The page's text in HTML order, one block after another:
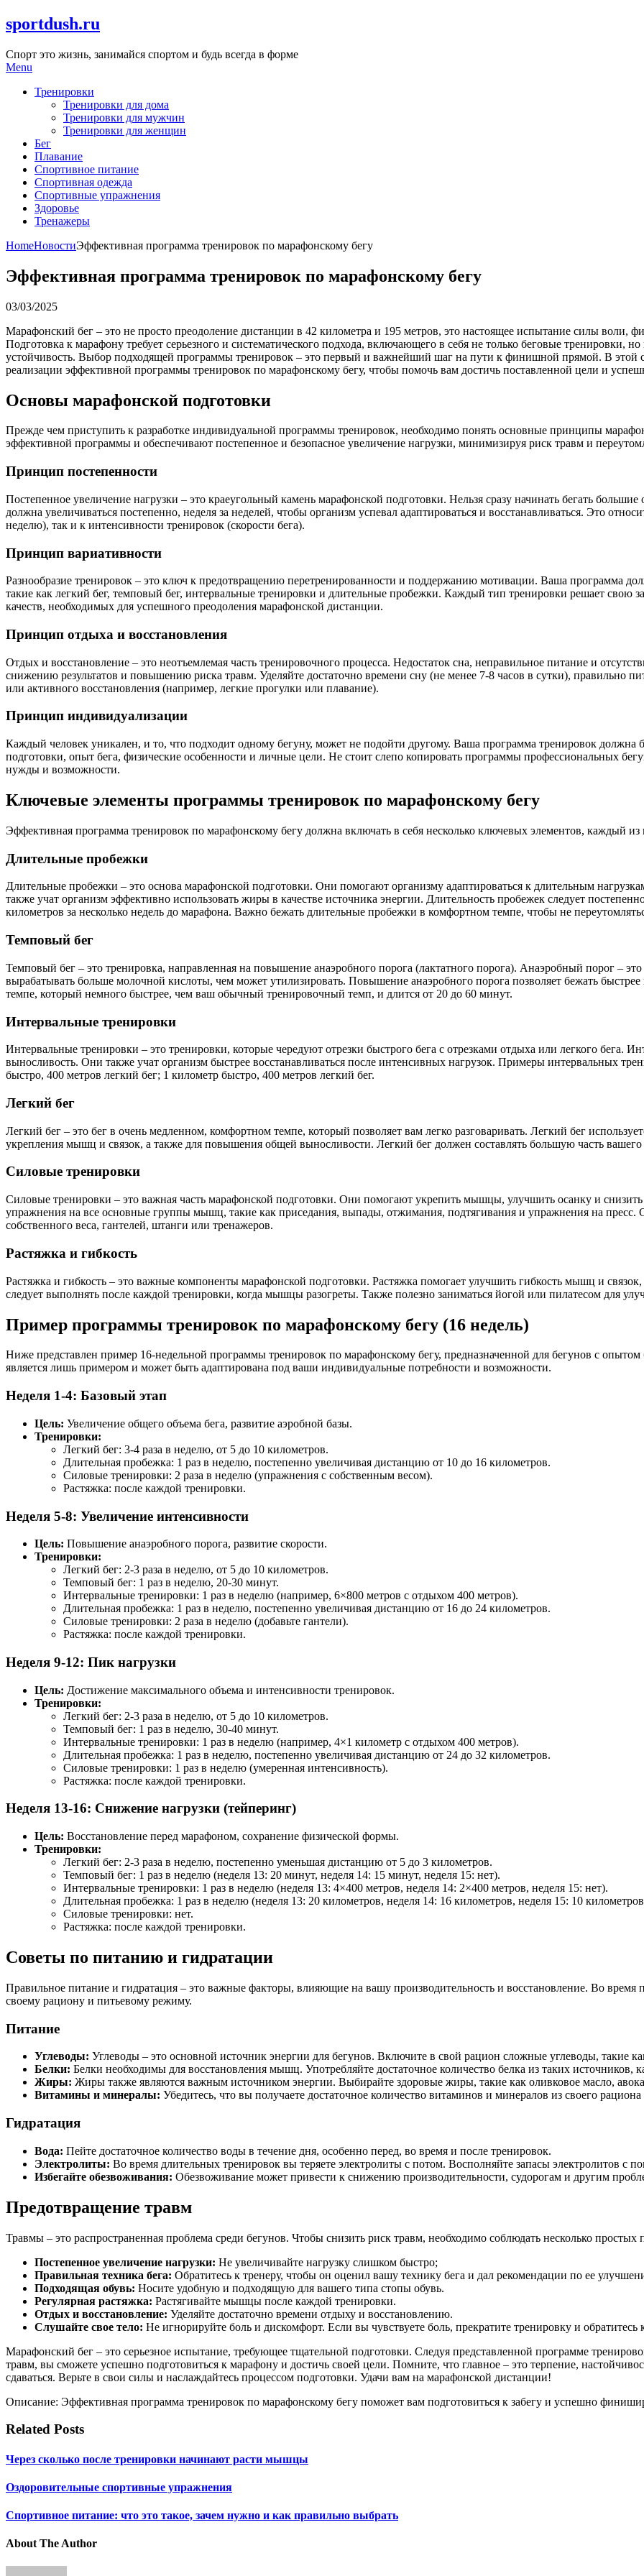
Skip
to
sportdush.ru
Спорт это жизнь, занимайся спортом и будь всегда в форме
Menu
Тренировки
Тренировки для дома
Тренировки для мужчин
Тренировки для женщин
Бег
Плавание
Спортивное питание
Спортивная одежда
Спортивные упражнения
Здоровье
Тренажеры
HomeНовостиЭффективная программа тренировок по марафонскому бегу
Эффективная программа тренировок по марафонскому бегу
03/03/2025
Марафонский бег – это не просто преодоление дистанции в 42 километра и 195 метров, это настоящее испытание силы воли,
Подготовка к марафону требует серьезного и систематического подхода, включающего в себя не только беговые тренировки,
устойчивость. Выбор подходящей программы тренировок – это первый и важнейший шаг на пути к финишной прямой. В этой
реализации эффективной программы тренировок по марафонскому бегу, чтобы помочь вам достичь поставленной цели и
Основы марафонской подготовки
Прежде чем приступить к разработке индивидуальной программы тренировок, необходимо понять основные принципы
эффективной программы и обеспечивают постепенное и безопасное увеличение нагрузки, минимизируя риск травм и
Принцип постепенности
Постепенное увеличение нагрузки – это краеугольный камень марафонской подготовки. Нельзя сразу начинать бегать
должна увеличиваться постепенно, неделя за неделей, чтобы организм успевал адаптироваться и восстанавливаться. Это
неделю), так и к интенсивности тренировок (скорости бега).
Принцип вариативности
Разнообразие тренировок – это ключ к предотвращению перетренированности и поддержанию мотивации. Ваша программа
такие как легкий бег, темповый бег, интервальные тренировки и длительные пробежки. Каждый тип тренировки решает свою
качеств, необходимых для успешного преодоления марафонской дистанции.
Принцип отдыха и восстановления
Отдых и восстановление – это неотъемлемая часть тренировочного процесса. Недостаток сна, неправильное питание и
снижению результатов и повышению риска травм. Уделяйте достаточно времени сну (не менее 7-8 часов в сутки), правильно
или активного восстановления (например, легкие прогулки или плавание).
Принцип индивидуализации
Каждый человек уникален, и то, что подходит одному бегуну, может не подойти другому. Ваша программа тренировок должна
подготовки, опыт бега, физические особенности и личные цели. Не стоит слепо копировать программы профессиональных
нужды и возможности.
Ключевые элементы программы тренировок по марафонскому бегу
Эффективная программа тренировок по марафонскому бегу должна включать в себя несколько ключевых элементов, каждый
Длительные пробежки
Длительные пробежки – это основа марафонской подготовки. Они помогают организму адаптироваться к длительным
также учат организм эффективно использовать жиры в качестве источника энергии. Длительность пробежек следует
километров за несколько недель до марафона. Важно бежать длительные пробежки в комфортном темпе, чтобы не
Темповый бег
Темповый бег – это тренировка, направленная на повышение анаэробного порога (лактатного порога). Анаэробный порог –
вырабатывать больше молочной кислоты, чем может утилизировать. Повышение анаэробного порога позволяет бежать
темпе, который немного быстрее, чем ваш обычный тренировочный темп, и длится от 20 до 60 минут.
Интервальные тренировки
Интервальные тренировки – это тренировки, которые чередуют отрезки быстрого бега с отрезками отдыха или легкого бега.
выносливость. Они также учат организм быстрее восстанавливаться после интенсивных нагрузок. Примеры интервальных
быстро, 400 метров легкий бег; 1 километр быстро, 400 метров легкий бег.
Легкий бег
Легкий бег – это бег в очень медленном, комфортном темпе, который позволяет вам легко разговаривать. Легкий бег
укрепления мышц и связок, а также для повышения общей выносливости. Легкий бег должен составлять большую часть
Силовые тренировки
Силовые тренировки – это важная часть марафонской подготовки. Они помогают укрепить мышцы, улучшить осанку и
упражнения на все основные группы мышц, такие как приседания, выпады, отжимания, подтягивания и упражнения на
собственного веса, гантелей, штанги или тренажеров.
Растяжка и гибкость
Растяжка и гибкость – это важные компоненты марафонской подготовки. Растяжка помогает улучшить гибкость мышц и
следует выполнять после каждой тренировки, когда мышцы разогреты. Также полезно заниматься йогой или пилатесом для
Пример программы тренировок по марафонскому бегу (16 недель)
Ниже представлен пример 16-недельной программы тренировок по марафонскому бегу, предназначенной для бегунов с
является лишь примером и может быть адаптирована под ваши индивидуальные потребности и возможности.
Неделя 1-4: Базовый этап
Цель: Увеличение общего объема бега, развитие аэробной базы.
Тренировки:
Легкий бег: 3-4 раза в неделю, от 5 до 10 километров.
Длительная пробежка: 1 раз в неделю, постепенно увеличивая дистанцию от 10 до 16 километров.
Силовые тренировки: 2 раза в неделю (упражнения с собственным весом).
Растяжка: после каждой тренировки.
Неделя 5-8: Увеличение интенсивности
Цель: Повышение анаэробного порога, развитие скорости.
Тренировки:
Легкий бег: 2-3 раза в неделю, от 5 до 10 километров.
Темповый бег: 1 раз в неделю, 20-30 минут.
Интервальные тренировки: 1 раз в неделю (например, 6×800 метров с отдыхом 400 метров).
Длительная пробежка: 1 раз в неделю, постепенно увеличивая дистанцию от 16 до 24 километров.
Силовые тренировки: 2 раза в неделю (добавьте гантели).
Растяжка: после каждой тренировки.
Неделя 9-12: Пик нагрузки
Цель: Достижение максимального объема и интенсивности тренировок.
Тренировки:
Легкий бег: 2-3 раза в неделю, от 5 до 10 километров.
Темповый бег: 1 раз в неделю, 30-40 минут.
Интервальные тренировки: 1 раз в неделю (например, 4×1 километр с отдыхом 400 метров).
Длительная пробежка: 1 раз в неделю, постепенно увеличивая дистанцию от 24 до 32 километров.
Силовые тренировки: 1 раз в неделю (умеренная интенсивность).
Растяжка: после каждой тренировки.
Неделя 13-16: Снижение нагрузки (тейперинг)
Цель: Восстановление перед марафоном, сохранение физической формы.
Тренировки:
Легкий бег: 2-3 раза в неделю, постепенно уменьшая дистанцию от 5 до 3 километров.
Темповый бег: 1 раз в неделю (неделя 13: 20 минут, неделя 14: 15 минут, неделя 15: нет).
Интервальные тренировки: 1 раз в неделю (неделя 13: 4×400 метров, неделя 14: 2×400 метров, неделя 15: нет).
Длительная пробежка: 1 раз в неделю (неделя 13: 20 километров, неделя 14: 16 километров, неделя 15: 10
Силовые тренировки: нет.
Растяжка: после каждой тренировки.
Советы по питанию и гидратации
Правильное питание и гидратация – это важные факторы, влияющие на вашу производительность и восстановление. Во время
своему рациону и питьевому режиму.
Питание
Углеводы: Углеводы – это основной источник энергии для бегунов. Включите в свой рацион сложные углеводы, такие
Белки: Белки необходимы для восстановления мышц. Употребляйте достаточное количество белка из таких источников,
Жиры: Жиры также являются важным источником энергии. Выбирайте здоровые жиры, такие как оливковое масло,
Витамины и минералы: Убедитесь, что вы получаете достаточное количество витаминов и минералов из своего
Гидратация
Вода: Пейте достаточное количество воды в течение дня, особенно перед, во время и после тренировок.
Электролиты: Во время длительных тренировок вы теряете электролиты с потом. Восполняйте запасы электролитов с
Избегайте обезвоживания: Обезвоживание может привести к снижению производительности, судорогам и другим
Предотвращение травм
Травмы – это распространенная проблема среди бегунов. Чтобы снизить риск травм, необходимо соблюдать несколько простых
Постепенное увеличение нагрузки: Не увеличивайте нагрузку слишком быстро;
Правильная техника бега: Обратитесь к тренеру, чтобы он оценил вашу технику бега и дал рекомендации по ее
Подходящая обувь: Носите удобную и подходящую для вашего типа стопы обувь.
Регулярная растяжка: Растягивайте мышцы после каждой тренировки.
Отдых и восстановление: Уделяйте достаточно времени отдыху и восстановлению.
Слушайте свое тело: Не игнорируйте боль и дискомфорт. Если вы чувствуете боль, прекратите тренировку и обратитесь
Марафонский бег – это серьезное испытание, требующее тщательной подготовки. Следуя представленной программе
травм, вы сможете успешно подготовиться к марафону и достичь своей цели. Помните, что главное – это терпение,
сдаваться. Верьте в свои силы и наслаждайтесь процессом подготовки. Удачи вам на марафонской дистанции!
Описание: Эффективная программа тренировок по марафонскому бегу поможет вам подготовиться к забегу и успешно
Related Posts
Через сколько после тренировки начинают расти мышцы
Оздоровительные спортивные упражнения
Спортивное питание: что это такое, зачем нужно и как правильно выбрать
About The Author